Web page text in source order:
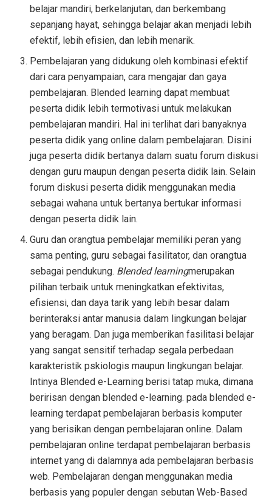
belajar mandiri, berkelanjutan, dan berkembang
sepanjang hayat, sehingga belajar akan menjadi lebih
efektif, lebih efisien, dan lebih menarik.
Pembelajaran yang didukung oleh kombinasi efektif
dari cara penyampaian, cara mengajar dan gaya
pembelajaran. Blended learning dapat membuat
peserta didik lebih termotivasi untuk melakukan
pembelajaran mandiri. Hal ini terlihat dari banyaknya
peserta didik yang online dalam pembelajaran. Disini
juga peserta didik bertanya dalam suatu forum diskusi
dengan guru maupun dengan peserta didik lain. Selain
forum diskusi peserta didik menggunakan media
sebagai wahana untuk bertanya bertukar informasi
dengan peserta didik lain.
Guru dan orangtua pembelajar memiliki peran yang
sama penting, guru sebagai fasilitator, dan orangtua
sebagai pendukung. Blended learningmerupakan
pilihan terbaik untuk meningkatkan efektivitas,
efisiensi, dan daya tarik yang lebih besar dalam
berinteraksi antar manusia dalam lingkungan belajar
yang beragam. Dan juga memberikan fasilitasi belajar
yang sangat sensitif terhadap segala perbedaan
karakteristik pskiologis maupun lingkungan belajar.
Intinya Blended e-Learning berisi tatap muka, dimana
beririsan dengan blended e-learning. pada blended e-
learning terdapat pembelajaran berbasis komputer
yang berisikan dengan pembelajaran online. Dalam
pembelajaran online terdapat pembelajaran berbasis
internet yang di dalamnya ada pembelajaran berbasis
web. Pembelajaran dengan menggunakan media
berbasis yang populer dengan sebutan Web-Based